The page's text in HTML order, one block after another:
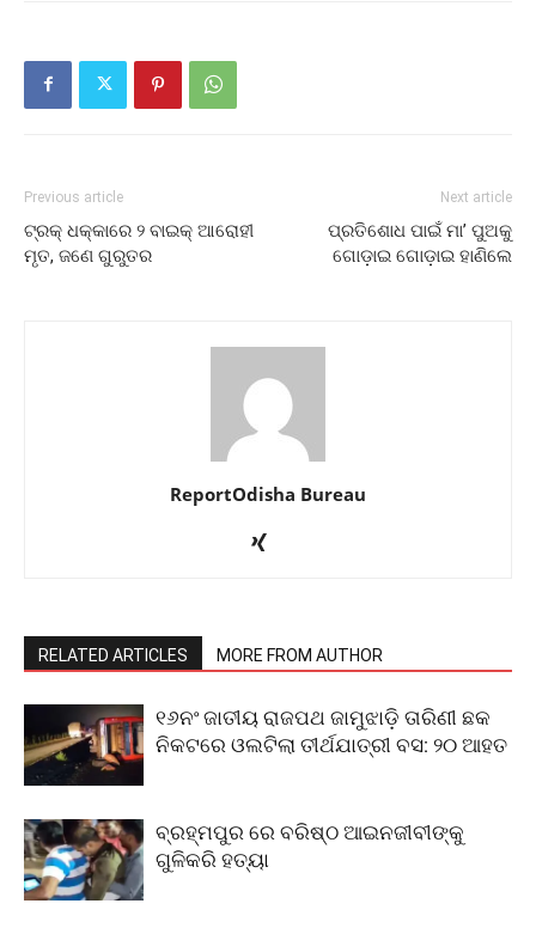
Previous article
ଟ୍ରକ୍‌ ଧକ୍କାରେ ୨ ବାଇକ୍‌ ଆରୋହୀ
ମୃତ, ଜଣେ ଗୁରୁତର
Next article
ପ୍ରତିଶୋଧ ପାଇଁ ମା’ ପୁଅକୁ
ଗୋଡ଼ାଇ ଗୋଡ଼ାଇ ହାଣିଲେ
ReportOdisha Bureau
RELATED ARTICLES MORE FROM AUTHOR
୧୬ନଂ ଜାତୀୟ ରାଜପଥ ଜାମୁଝାଡ଼ି ତାରିଣୀ ଛକ
ନିକଟରେ ଓଲଟିଲା ତୀର୍ଥଯାତ୍ରୀ ବସ: ୨୦ ଆହତ
ବ୍ରହ୍ମପୁର ରେ ବରିଷ୍ଠ ଆଇନଜୀବୀଙ୍କୁ
ଗୁଳିକରି ହତ୍ୟା